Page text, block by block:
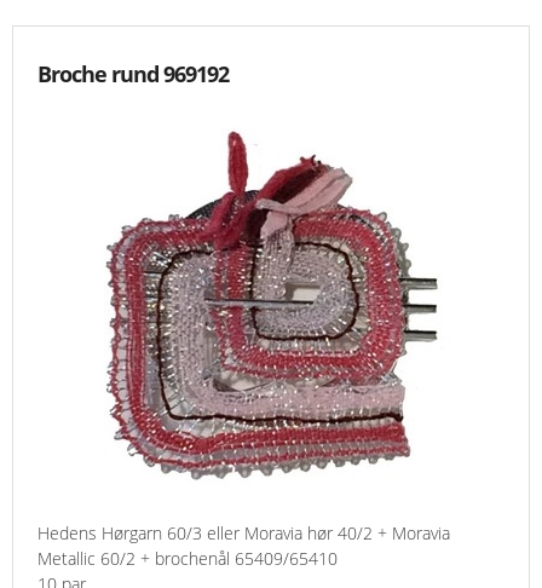
Broche rund 969192
Hedens Hørgarn 60/3 eller Moravia hør 40/2 + Moravia
Metallic 60/2 + brochenål 65409/65410